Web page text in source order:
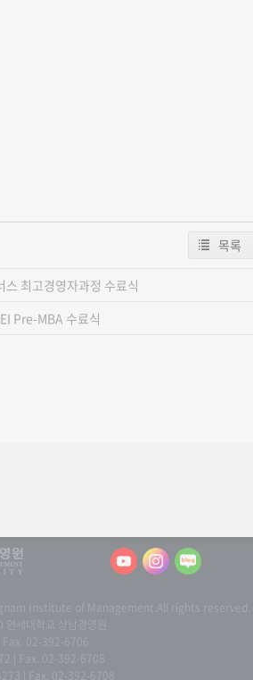
목록
스 최고경영자과정 수료식
Pre-MBA 수료식
Institute of Management.All rights reserved.
세대학교 상남경영원
02-392-6706
| Fax. 02-392-6708
| Fax. 02-392-6708